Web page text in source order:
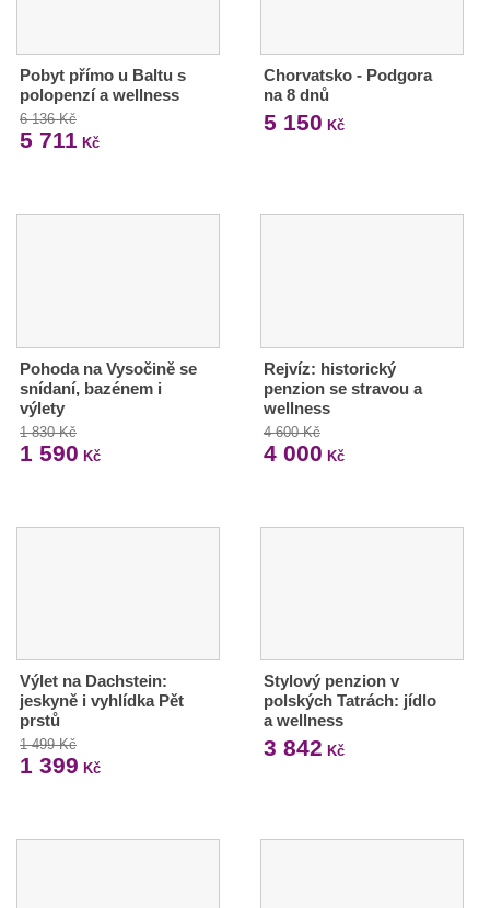
Pobyt přímo u Baltu s
polopenzí a wellness
6 136 Kč
5 711 Kč
Chorvatsko - Podgora
na 8 dnů
5 150 Kč
Pohoda na Vysočině se
snídaní, bazénem i
výlety
1 830 Kč
1 590 Kč
Rejvíz: historický
penzion se stravou a
wellness
4 600 Kč
4 000 Kč
Výlet na Dachstein:
jeskyně i vyhlídka Pět
prstů
1 499 Kč
1 399 Kč
Stylový penzion v
polských Tatrách: jídlo
a wellness
3 842 Kč